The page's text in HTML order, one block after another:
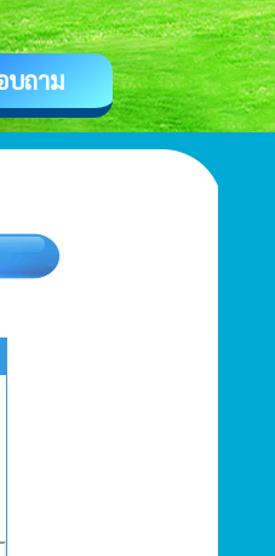
บถาม